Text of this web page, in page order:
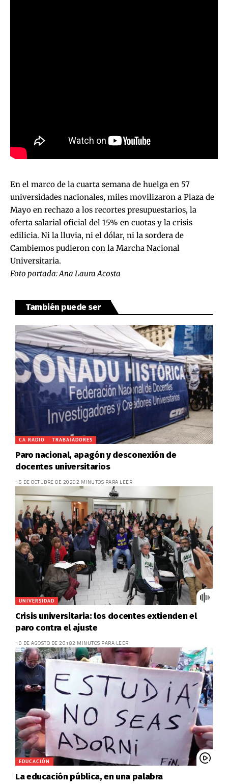
En el marco de la cuarta semana de huelga en 57
universidades nacionales, miles movilizaron a Plaza de
Mayo en rechazo a los recortes presupuestarios, la
oferta salarial oficial del 15% en cuotas y la crisis
edilicia. Ni la lluvia, ni el dólar, ni la sordera de
Cambiemos pudieron con la Marcha Nacional
Universitaria.
Foto portada: Ana Laura Acosta
También puede ser
CA RADIO TRABAJADORES
Paro nacional, apagón y desconexión de
docentes universitarios
15 DE OCTUBRE DE 20202 MINUTOS PARA LEER
UNIVERSIDAD
Crisis universitaria: los docentes extienden el
paro contra el ajuste
10 DE AGOSTO DE 20182 MINUTOS PARA LEER
EDUCACIÓN
La educación pública, en una palabra